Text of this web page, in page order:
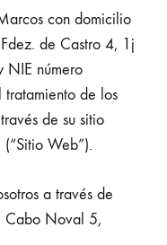
con domicilio
de Castro 4, 1j
NIE número
de los
de su sitio
(“Sitio Web”).
a través de
Cabo Noval 5,